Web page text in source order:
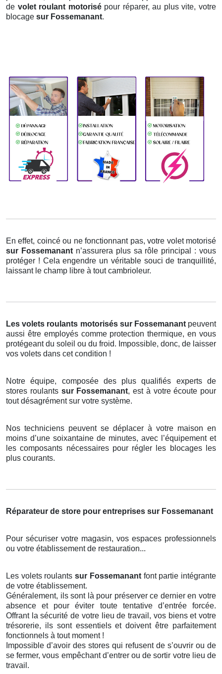
de volet roulant motorisépour réparer, au plus vite, votre
blocage sur Fossemanant.
En effet, coincé ou ne fonctionnant pas, votre volet motorisé
sur Fossemanant n’assurera plus sa rôle principal : vous
protéger ! Cela engendre un véritable souci de tranquillité,
laissant le champ libre à tout cambrioleur.
Les volets roulants motorisés sur Fossemanant peuvent
aussi être employés comme protection thermique, en vous
protégeant du soleil ou du froid. Impossible, donc, de laisser
vos volets dans cet condition !
Notre équipe, composée des plus qualifiés experts de
stores roulants sur Fossemanant, est à votre écoute pour
tout désagrément sur votre système.
Nos techniciens peuvent se déplacer à votre maison en
moins d’une soixantaine de minutes, avec l’équipement et
les composants nécessaires pour régler les blocages les
plus courants.
Réparateur de store pour entreprises sur Fossemanant
Pour sécuriser votre magasin, vos espaces professionnels
ou votre établissement de restauration...
Les volets roulantssur Fossemanant font partie intégrante
de votre établissement.
Généralement, ils sont là pour préserver ce dernier en votre
absence et pour éviter toute tentative d’entrée forcée.
Offrant la sécurité de votre lieu de travail, vos biens et votre
trésorerie, ils sont essentiels et doivent être parfaitement
fonctionnels à tout moment !
Impossible d’avoir des stores qui refusent de s’ouvrir ou de
se fermer, vous empêchant d’entrer ou de sortir votre lieu de
travail.